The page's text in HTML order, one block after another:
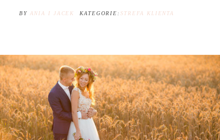
BY ANIA I JACEK KATEGORIE: STREFA KLIENTA